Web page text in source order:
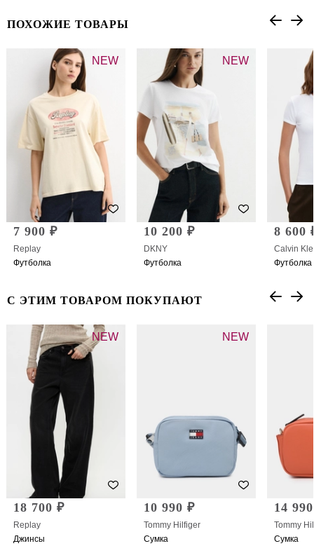
ПОХОЖИЕ ТОВАРЫ
NEW
7 900 ₽
Replay
Футболка
NEW
10 200 ₽
DKNY
Футболка
8 600
Calvin
Футболка
С ЭТИМ ТОВАРОМ ПОКУПАЮТ
NEW
18 700 ₽
Replay
Джинсы
NEW
10 990 ₽
Tommy Hilfiger
Сумка
14
Tommy
Сумка